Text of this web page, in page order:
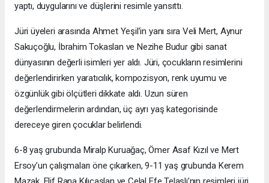
yaptı, duygularını ve düşlerini resimle yansıttı.
Jüri üyeleri arasında Ahmet Yeşil’in yanı sıra Veli Mert, Aynur
Sakuçoğlu, İbrahim Tokaslan ve Nezihe Budur gibi sanat
dünyasının değerli isimleri yer aldı. Jüri, çocukların resimlerini
değerlendirirken yaratıcılık, kompozisyon, renk uyumu ve
özgünlük gibi ölçütleri dikkate aldı. Uzun süren
değerlendirmelerin ardından, üç ayrı yaş kategorisinde
dereceye giren çocuklar belirlendi.
6-8 yaş grubunda Miralp Kuruağaç, Ömer Asaf Kızıl ve Mert
Ersoy’un çalışmaları öne çıkarken, 9-11 yaş grubunda Kerem